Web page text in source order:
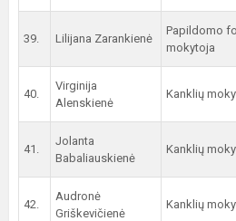
39. Lilijana Zarankienė
Papildomo
mokytoja
40.
Virginija
Alenskienė
Kanklių
41.
Jolanta
Babaliauskienė
Kanklių
42.
Audronė
Griškevičienė
Kanklių